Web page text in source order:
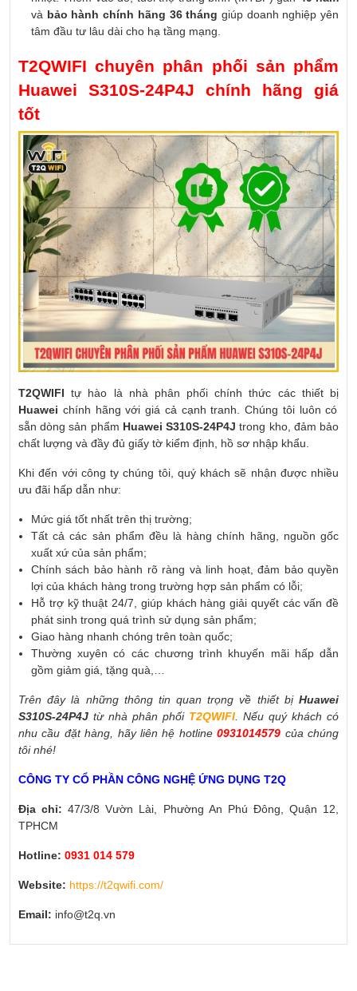
và bảo hành chính hãng 36 tháng giúp doanh nghiệp yên
tâm đầu tư lâu dài cho hạ tầng mạng.
T2QWIFI chuyên phân phối sản phẩm
Huawei S310S-24P4J chính hãng giá
tốt
T2QWIFI tự hào là nhà phân phối chính thức các thiết bị
Huawei chính hãng với giá cả cạnh tranh. Chúng tôi luôn có
sẵn dòng sản phẩm Huawei S310S-24P4J trong kho, đảm bảo
chất lượng và đầy đủ giấy tờ kiểm định, hồ sơ nhập khẩu.
Khi đến với công ty chúng tôi, quý khách sẽ nhận được nhiều
ưu đãi hấp dẫn như:
Mức giá tốt nhất trên thị trường;
Tất cả các sản phẩm đều là hàng chính hãng, nguồn gốc
xuất xứ của sản phẩm;
Chính sách bảo hành rõ ràng và linh hoạt, đảm bảo quyền
lợi của khách hàng trong trường hợp sản phẩm có lỗi;
Hỗ trợ kỹ thuật 24/7, giúp khách hàng giải quyết các vấn đề
phát sinh trong quá trình sử dụng sản phẩm;
Giao hàng nhanh chóng trên toàn quốc;
Thường xuyên có các chương trình khuyến mãi hấp dẫn
gồm giảm giá, tặng quà,…
Trên đây là những thông tin quan trọng về thiết bị Huawei
S310S-24P4J từ nhà phân phối T2QWIFI . Nếu quý khách có
nhu cầu đặt hàng, hãy liên hệ hotline0931014579 của chúng
tôi nhé!
CÔNG TY CỔ PHẦN CÔNG NGHỆ ỨNG DỤNG T2Q
Địa chỉ: 47/3/8 Vườn Lài, Phường An Phú Đông, Quận 12,
TPHCM
Hotline: 0931 014 579
Website: https://t2qwifi.com/
Email: info@t2q.vn